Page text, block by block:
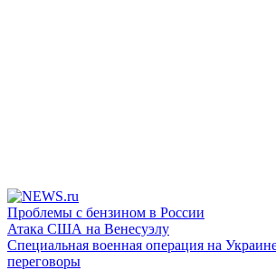
Проблемы с бензином в России
Атака США на Венесуэлу
Специальная военная операция на
переговоры